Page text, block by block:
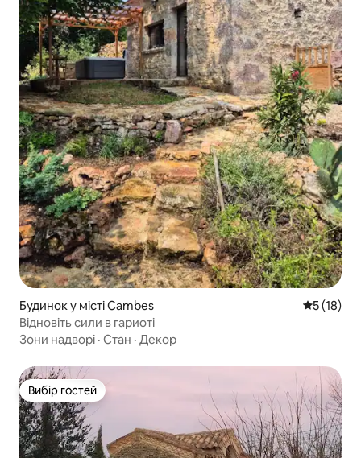
Будинок у місті Cambes Середня
5 (18)
Відновіть сили в гариоті
Зони надворі · Стан · Декор
Вибір гостей
Вибір гостей